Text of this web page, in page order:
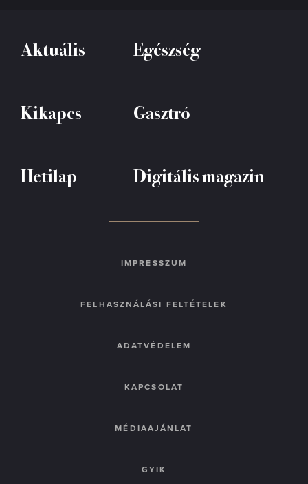
Aktuális Egészség
Kikapcs Gasztró
Hetilap Digitális magazin
IMPRESSZUM
FELHASZNÁLÁSI FELTÉTELEK
ADATVÉDELEM
KAPCSOLAT
MÉDIAAJÁNLAT
GYIK